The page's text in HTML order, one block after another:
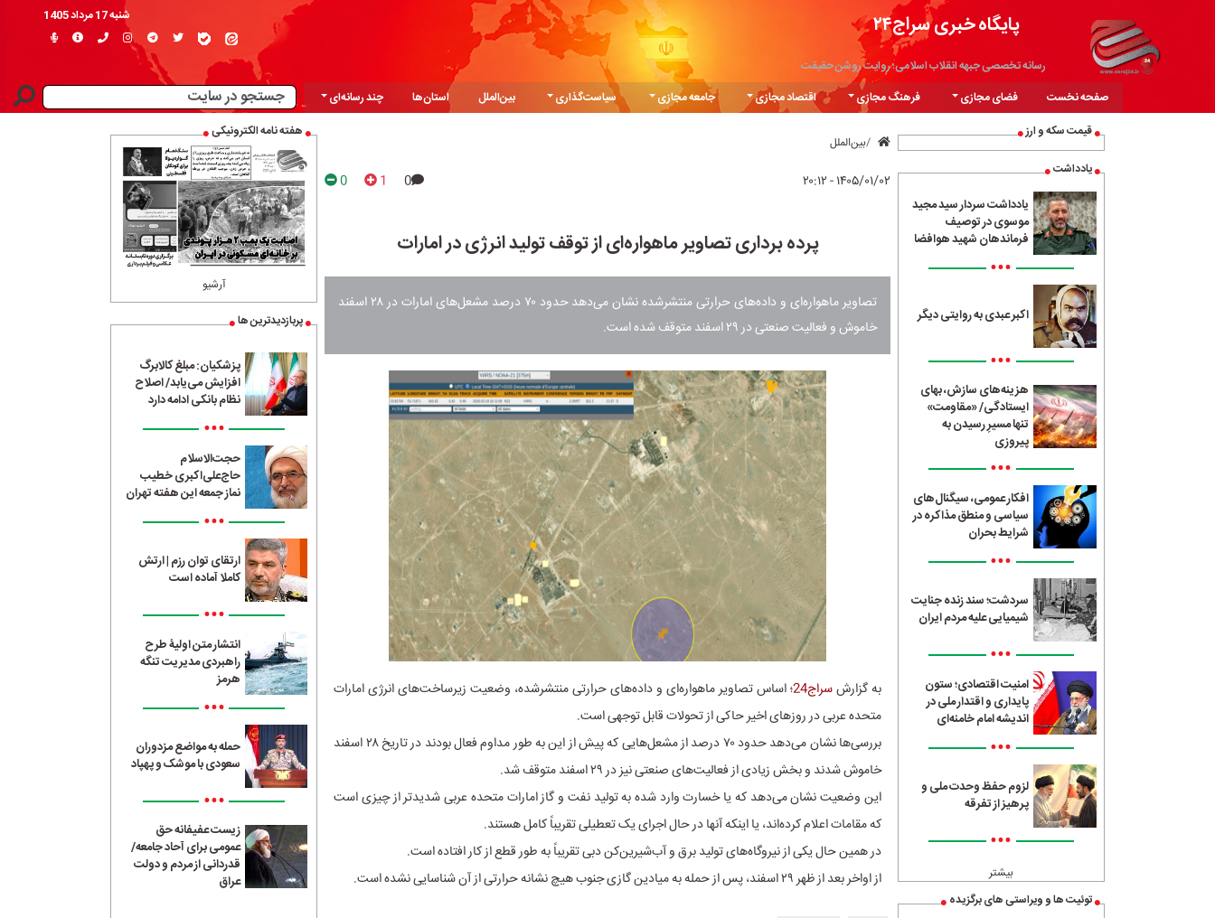
پایگاه خبری سراج۲۴
رسانه تخصصی جبهه انقلاب اسلامی؛ روایت روشن حقیقت
شنبه 17 مرداد 1405
صفحه نخست فضای مجازی فرهنگ مجازی اقتصاد مجازی جامعه مجازی سیاست‌گذاری بین‌الملل استان‌ها
چند رسانه‌ای
قیمت سکه و ارز
یادداشت
یادداشت سردار سید مجید
موسوی در توصیف
فرماندهان شهید هوافضا
•••
اکبر عبدی به روایتی دیگر
•••
هزینه‌های سازش، بهای
ایستادگی/ «مقاومت»
تنها مسیرِ رسیدن به
پیروزی
•••
افکار عمومی، سیگنال‌های
سیاسی و منطق مذاکره در
شرایط بحران
•••
سردشت؛ سند زنده جنایت
شیمیایی علیه مردم ایران
•••
امنیت اقتصادی؛ ستون
پایداری و اقتدار ملی در
اندیشه امام خامنه‌ای
•••
لزوم حفظ وحدت ملی و
پرهیز از تفرقه
•••
بیشتر
توئیت ها و ویراستی های برگزیده
بین‌الملل
۱۴۰۵/۰۱/۰۲ - ۲۰:۱۲ 0
1
0
پرده برداری تصاویر ماهواره‌ای از توقف تولید انرژی در امارات
تصاویر ماهواره‌ای و داده‌های حرارتی منتشرشده نشان می‌دهد حدود ۷۰ درصد مشعل‌های امارات در ۲۸ اسفند
خاموش و فعالیت صنعتی در ۲۹ اسفند متوقف شده است.
به گزارشسراج24
؛ اساس تصاویر ماهواره‌ای و داده‌های حرارتی منتشرشده، وضعیت زیرساخت‌های انرژی امارات
متحده عربی در روزهای اخیر حاکی از تحولات قابل توجهی است.
بررسی‌ها نشان می‌دهد حدود ۷۰ درصد از مشعل‌هایی که پیش از این به طور مداوم فعال بودند در تاریخ ۲۸ اسفند
خاموش شدند و بخش زیادی از فعالیت‌های صنعتی نیز در ۲۹ اسفند متوقف شد.
این وضعیت نشان می‌دهد که یا خسارت وارد شده به تولید نفت و گاز امارات متحده عربی شدیدتر از چیزی است
که مقامات اعلام کرده‌اند، یا اینکه آنها در حال اجرای یک تعطیلی تقریباً کامل هستند.
در همین حال یکی از نیروگاه‌های تولید برق و آب‌شیرین‌کن دبی تقریباً به طور قطع از کار افتاده است.
از اواخر بعد از ظهر ۲۹ اسفند، پس از حمله به میادین گازی جنوب هیچ نشانه حرارتی از آن شناسایی نشده است.
هفته نامه الکترونیکی
آرشیو
پربازدیدترین ها
پزشکیان: مبلغ کالابرگ
افزایش می‌یابد/ اصلاح
نظام بانکی ادامه دارد
•••
حجت‌الاسلام
حاج‌علی‌اکبری خطیب
نماز جمعه این هفته تهران
•••
ارتقای توان رزم | ارتش
کاملا آماده است
•••
انتشار متن اولیۀ طرح
راهبردی مدیریت تنگه
هرمز
•••
حمله به مواضع مزدوران
سعودی با موشک و پهپاد
•••
زیست عفیفانه حق
عمومی برای آحاد جامعه/
قدردانی از مردم و دولت
عراق